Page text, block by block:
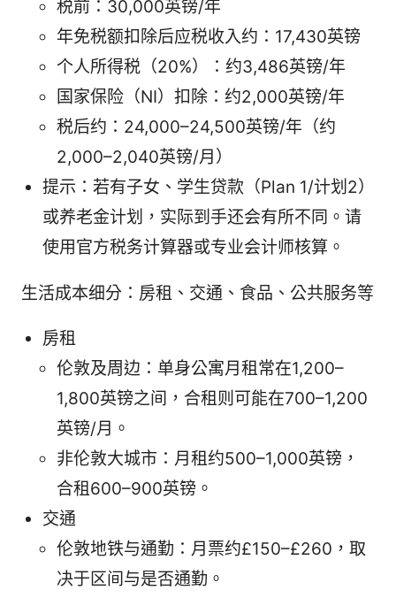
税前：30,000英镑/年
年免税额扣除后应税收入约：17,430英镑
个人所得税（20%）：约3,486英镑/年
国家保险（NI）扣除：约2,000英镑/年
税后约：24,000–24,500英镑/年（约
2,000–2,040英镑/月）
提示：若有子女、学生贷款（Plan 1/计划2）
或养老金计划，实际到手还会有所不同。请
使用官方税务计算器或专业会计师核算。
生活成本细分：房租、交通、食品、公共服务等
房租
伦敦及周边：单身公寓月租常在1,200–
1,800英镑之间，合租则可能在700–1,200
英镑/月。
非伦敦大城市：月租约500–1,000英镑，
合租600–900英镑。
交通
伦敦地铁与通勤：月票约£150–£260，取
决于区间与是否通勤。